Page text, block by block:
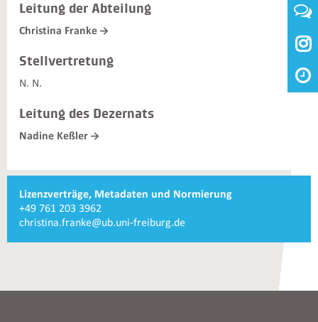
Leitung der Abteilung
Christina Franke
Stellvertretung
N. N.
Leitung des Dezernats
Nadine Keßler
Informationen
und
Kontakte
Lizenzverträge, Metadaten und Normierung
Telefonnummer
Lizenzverträge,
+49 761 203 3962
E-
Normierung
christina.franke@ub.uni-freiburg.de
